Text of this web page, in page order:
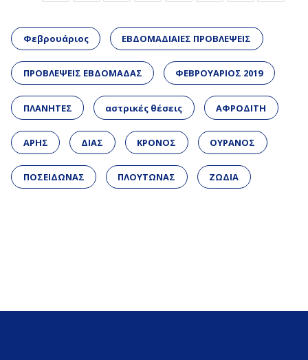
Φεβρουάριος ΕΒΔΟΜΑΔΙΑΙΕΣ ΠΡΟΒΛΕΨΕΙΣ
ΠΡΟΒΛΕΨΕΙΣ ΕΒΔΟΜΑΔΑΣ ΦΕΒΡΟΥΑΡΙΟΣ 2019
ΠΛΑΝΗΤΕΣ αστρικές θέσεις ΑΦΡΟΔΙΤΗ
ΑΡΗΣ ΔΙΑΣ ΚΡΟΝΟΣ ΟΥΡΑΝΟΣ
ΠΟΣΕΙΔΩΝΑΣ ΠΛΟΥΤΩΝΑΣ ΖΩΔΙΑ